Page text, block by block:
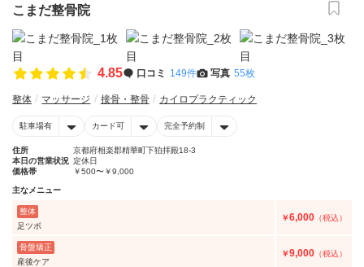
こまだ整骨院
4.85 口コミ 149件 写真 55枚
整体 マッサージ 接骨・整骨 カイロプラクティック
駐車場有 カード可 完全予約制
住所
京都府相楽郡精華町下狛拝殿18-3
本日の営業状況 定休日
価格帯
￥500〜￥9,000
主なメニュー
整体
足ツボ
￥6,000 （税込）
骨盤矯正
産後ケア
￥9,000 （税込）